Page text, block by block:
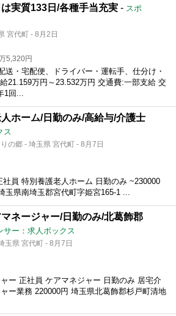
実質133日/各種手当充実 - スポ
宮代町 - 8月2日
5,320円
送・宅配便、ドライバー・運転手、仕分け・
21.159万円～23.532万円 交通費:一部支給 交
回...
ホーム/日勤のみ/高給与/介護士
ス
の郷 - 埼玉県 宮代町 - 8月7日
社員 特別養護老人ホーム 日勤のみ ~230000
玉県南埼玉郡宮代町字姫宮165-1 ...
ネージャー/日勤のみ/北葛飾郡
サー：求人ボックス
玉県 宮代町 - 8月7日
ャー 正社員 ケアマネジャー 日勤のみ 居宅介
ー業務 220000円 埼玉県北葛飾郡杉戸町清地